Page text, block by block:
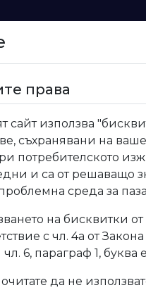
права
сайт използва
съхранявани на
потребителското
и са от решаващо
среда за
на бисквитки
с чл. 4а от
чл. 6, параграф 1, буква
да не
Мрамор Анталия